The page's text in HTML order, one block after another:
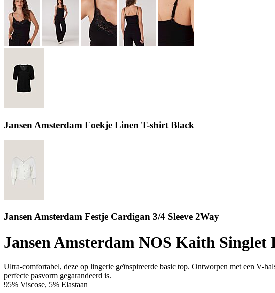
Jansen Amsterdam Foekje Linen T-shirt Black
Jansen Amsterdam Festje Cardigan 3/4 Sleeve 2Way
Jansen Amsterdam NOS Kaith Singlet
Ultra-comfortabel, deze op lingerie geïnspireerde basic top. Ontworpen met een V-
perfecte pasvorm gegarandeerd is.
95% Viscose, 5% Elastaan